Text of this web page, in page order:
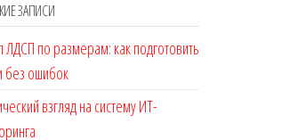
ЗАПИСИ
ЛДСП по размерам: как подготовить
без ошибок
взгляд на систему ИТ-